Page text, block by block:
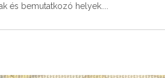
és bemutatkozó helyek.